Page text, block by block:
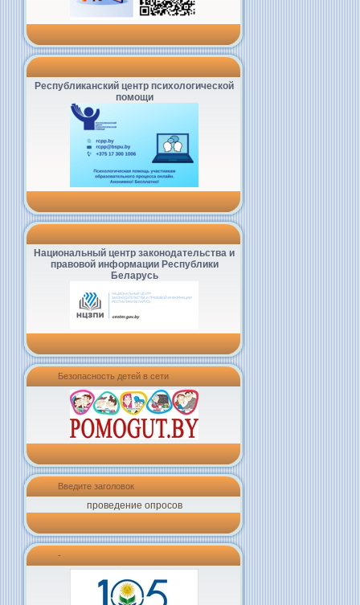
Республиканский центр психологической
помощи
Национальный центр законодательства и
правовой информации Республики
Беларусь
Безопасность детей в сети
Введите заголовок
проведение опросов
-